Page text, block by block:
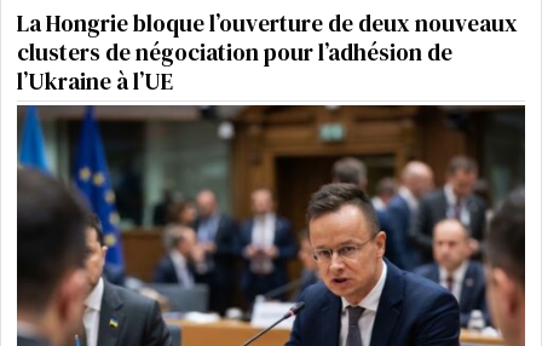
La Hongrie bloque l’ouverture de deux nouveaux
clusters de négociation pour l’adhésion de
l’Ukraine à l’UE